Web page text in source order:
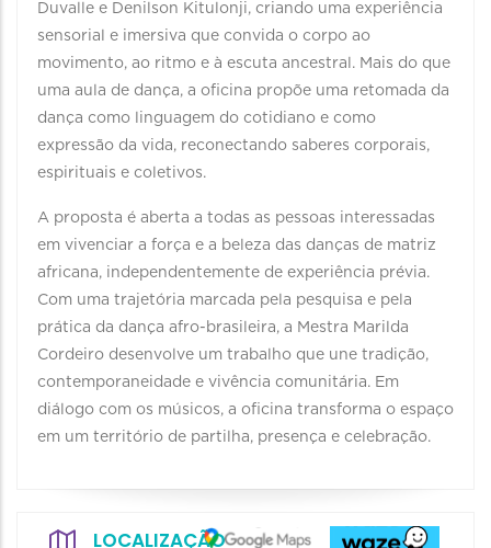
Duvalle e Denilson Kitulonji, criando uma experiência
sensorial e imersiva que convida o corpo ao
movimento, ao ritmo e à escuta ancestral. Mais do que
uma aula de dança, a oficina propõe uma retomada da
dança como linguagem do cotidiano e como
expressão da vida, reconectando saberes corporais,
espirituais e coletivos.
A proposta é aberta a todas as pessoas interessadas
em vivenciar a força e a beleza das danças de matriz
africana, independentemente de experiência prévia.
Com uma trajetória marcada pela pesquisa e pela
prática da dança afro-brasileira, a Mestra Marilda
Cordeiro desenvolve um trabalho que une tradição,
contemporaneidade e vivência comunitária. Em
diálogo com os músicos, a oficina transforma o espaço
em um território de partilha, presença e celebração.
LOCALIZAÇÃO